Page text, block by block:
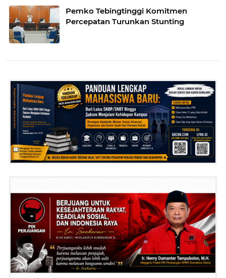
Pemko Tebingtinggi Komitmen
Percepatan Turunkan Stunting